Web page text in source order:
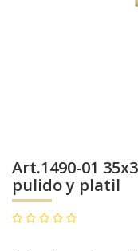
Art.1490-01
pulido y platil